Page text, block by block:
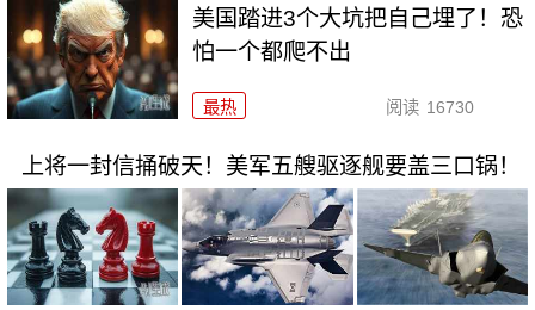
美国踏进3个大坑把自己埋了！恐
怕一个都爬不出
最热 阅读 16730
上将一封信捅破天！美军五艘驱逐舰要盖三口锅！